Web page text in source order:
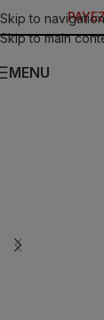
Skip to navigation
Skip to main
MENU